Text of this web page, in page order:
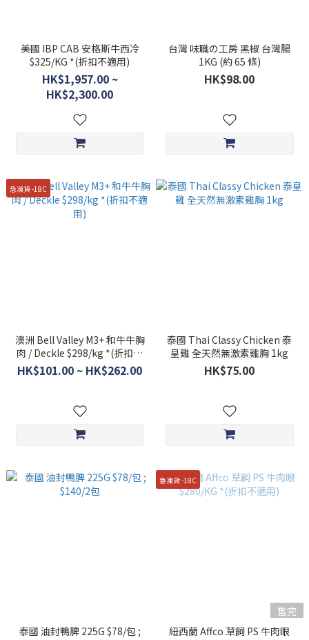
美國 IBP CAB 安格斯牛西冷
$325/KG *(折扣不適用)
HK$1,957.00 ~
HK$2,300.00
台灣 味職の工房 黑椒 台灣腸
1KG (約 65 條)
HK$98.00
急凍貨 -18C
澳洲 Bell Valley M3+ 和牛牛胸
肉 / Deckle $298/kg *(折扣不
適用)
HK$101.00 ~ HK$262.00
泰國 Thai Classy Chicken 泰
皇雞 全天然無激素雞胸 1kg
HK$75.00
泰國 油封鴨脾 225G $78/包 ;
急凍貨 -18C
售完
紐西蘭 Affco 草飼 PS 牛肉眼